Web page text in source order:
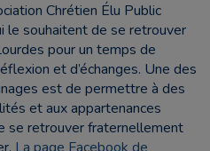
Chrétien Élu Public
le souhaitent de se retrouver
pour un temps de
et d’échanges. Une des
est de permettre à des
et aux appartenances
se retrouver fraternellement